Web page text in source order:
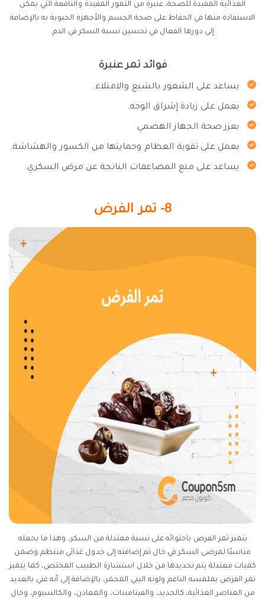
الغذائية المفيدة للصحة، عنبرة من التمور المفيدة والنافعة التي يمكن
الاستفادة منها في الحفاظ على صحة الجسم والأجهزة الحيوية به بالإضافة
إلى دورها الفعال في تحسين نسبة السكر في الدم.
فوائد تمر عنبرة
يساعد على الشعور بالشبع والامتلاء.
يعمل على زيادة إشراق الوجه.
يعزز صحة الجهاز الهضمي.
يعمل على تقوية العظام وحمايتها من الكسور والهشاشة.
يساعد على منع المضاعفات الناتجة عن مرض السكري.
8- تمر الفرض
يتميز تمر الفرض باحتوائه على نسبة معتدلة من السكر، وهذا ما يجعله
مناسبًا لمرضى السكر في حال تم إضافته إلى جدول غذائي منتظم وضمن
كميات معتدلة يتم تحديدها من خلال استشارة الطبيب المختص، كما يتميز
تمر الفرض بملمسه الناعم ولونه البني المحمر، بالإضافة إلى أنه غني بالعديد
من العناصر الغذائية، كالحديد، والفيتامينات، والمعادن، والكالسيوم، وخال